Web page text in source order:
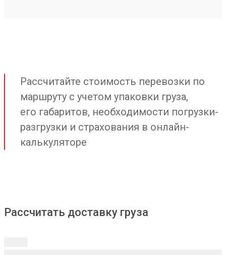
Рассчитайте стоимость перевозки по
маршруту с учетом упаковки груза,
его габаритов, необходимости погрузки-
разгрузки и страхования в онлайн-
калькуляторе
Рассчитать доставку груза